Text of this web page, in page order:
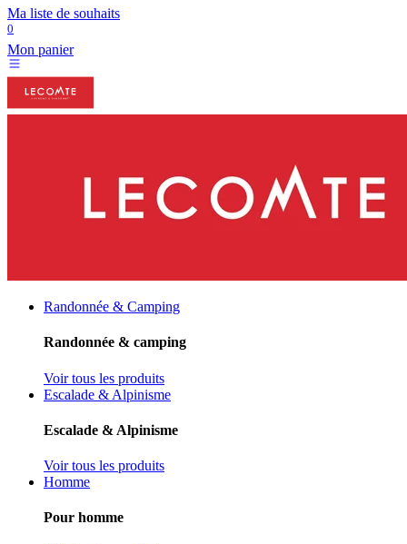
Ma liste de souhaits
0
Mon panier
Randonnée & Camping
Randonnée & camping
Voir tous les produits
Escalade & Alpinisme
Escalade & Alpinisme
Voir tous les produits
Homme
Pour homme